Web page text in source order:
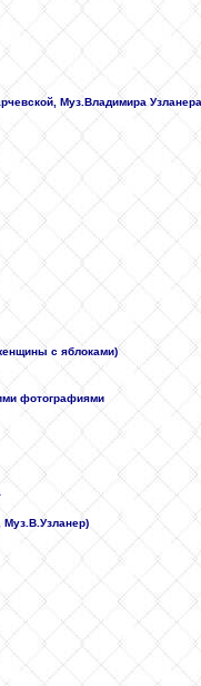
Муз.Владимира
с яблоками)
фотографиями